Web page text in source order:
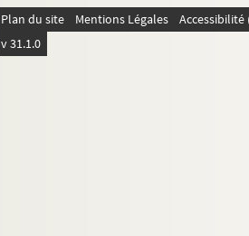
Plan du site Mentions Légales
v 31.1.0